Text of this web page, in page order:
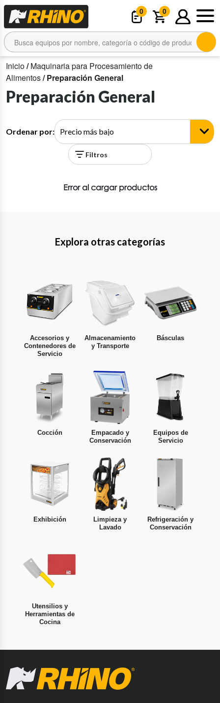
0 0
Inicio/Maquinaria para Procesamiento de
Alimentos/ Preparación General
Preparación General
Ordenar por:
Filtros
Error al cargar productos
Explora otras categorías
Accesorios y
Contenedores de
Servicio
Almacenamiento
y Transporte
Básculas
Cocción
Empacado y
Conservación
Equipos de
Servicio
Exhibición
Limpieza y
Lavado
Refrigeración y
Conservación
Utensilios y
Herramientas de
Cocina